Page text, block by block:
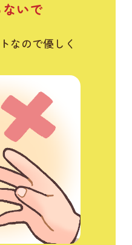
いで
なので優しく